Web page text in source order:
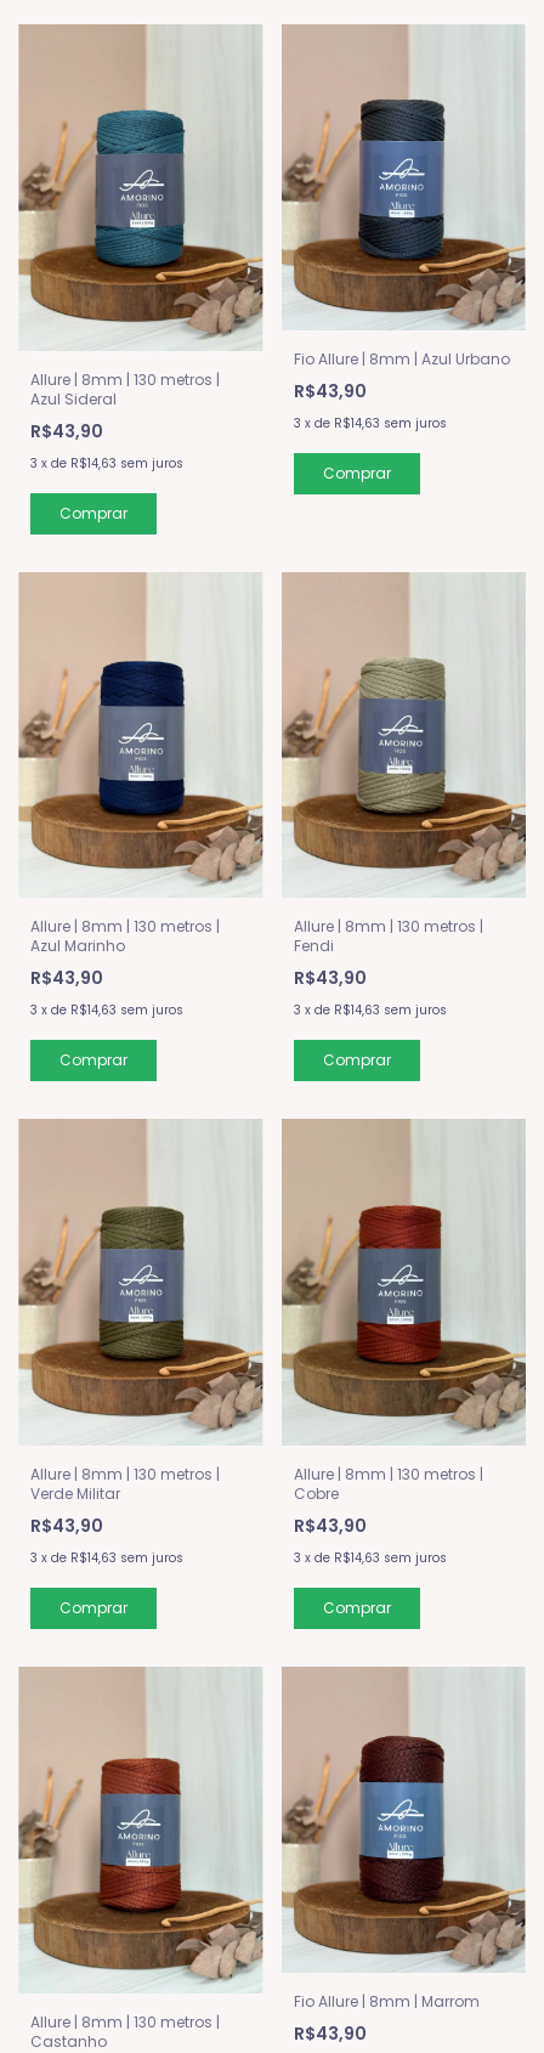
Allure | 8mm | 130 metros |
Azul Sideral
R$43,90
3 x de R$14,63 sem juros
Fio Allure | 8mm | Azul Urbano
R$43,90
3 x de R$14,63 sem juros
Allure | 8mm | 130 metros |
Azul Marinho
R$43,90
3 x de R$14,63 sem juros
Allure | 8mm | 130 metros |
Fendi
R$43,90
3 x de R$14,63 sem juros
Allure | 8mm | 130 metros |
Verde Militar
R$43,90
3 x de R$14,63 sem juros
Allure | 8mm | 130 metros |
Cobre
R$43,90
3 x de R$14,63 sem juros
Allure | 8mm | 130 metros |
Castanho
Fio Allure | 8mm | Marrom
R$43,90